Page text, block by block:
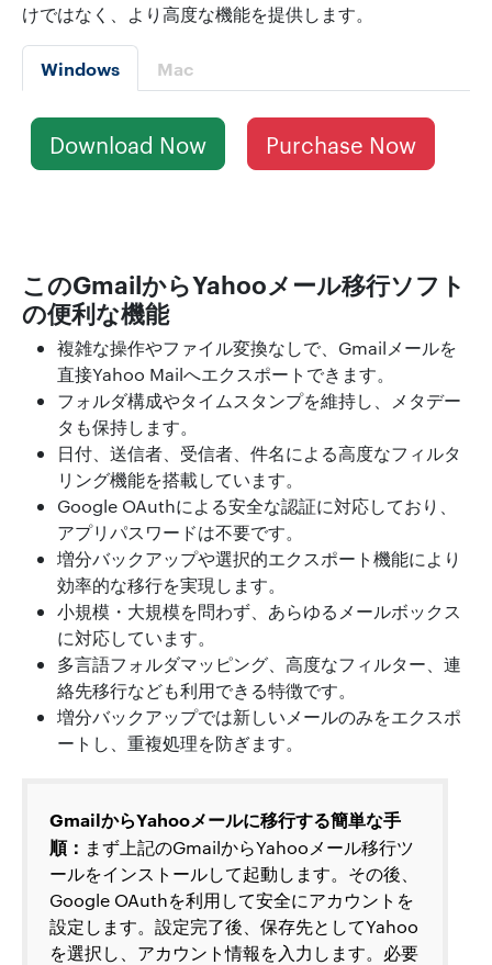
けではなく、より高度な機能を提供します。
Windows Mac
Download Now Purchase Now
このGmailからYahooメール移行ソフト
の便利な機能
複雑な操作やファイル変換なしで、Gmailメールを
直接Yahoo Mailへエクスポートできます。
フォルダ構成やタイムスタンプを維持し、メタデー
タも保持します。
日付、送信者、受信者、件名による高度なフィルタ
リング機能を搭載しています。
Google OAuthによる安全な認証に対応しており、
アプリパスワードは不要です。
増分バックアップや選択的エクスポート機能により
効率的な移行を実現します。
小規模・大規模を問わず、あらゆるメールボックス
に対応しています。
多言語フォルダマッピング、高度なフィルター、連
絡先移行なども利用できる特徴です。
増分バックアップでは新しいメールのみをエクスポ
ートし、重複処理を防ぎます。
GmailからYahooメールに移行する簡単な手
順： まず上記のGmailからYahooメール移行ツ
ールをインストールして起動します。その後、
Google OAuthを利用して安全にアカウントを
設定します。設定完了後、保存先としてYahoo
を選択し、アカウント情報を入力します。必要